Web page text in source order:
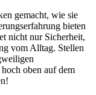
gemacht, wie sie
bieten
nicht nur Sicherheit,
vom Alltag. Stellen
oben auf dem